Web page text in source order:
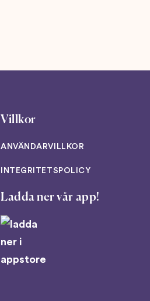
Villkor
ANVÄNDARVILLKOR
INTEGRITETSPOLICY
Ladda ner vår app!